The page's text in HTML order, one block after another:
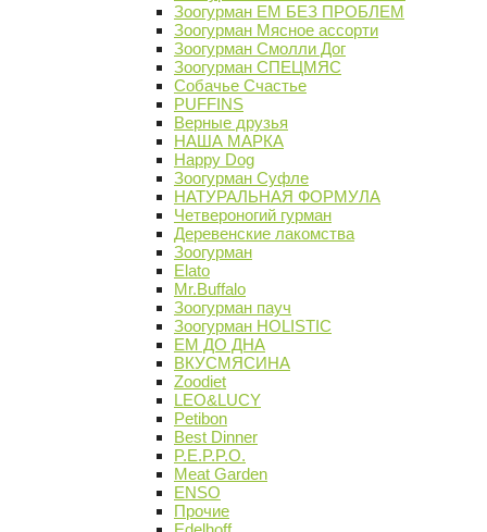
Зоогурман ЕМ БЕЗ ПРОБЛЕМ
Зоогурман Мясное ассорти
Зоогурман Смолли Дог
Зоогурман СПЕЦМЯС
Собачье Счастье
PUFFINS
Верные друзья
НАША МАРКА
Happy Dog
Зоогурман Суфле
НАТУРАЛЬНАЯ ФОРМУЛА
Четвероногий гурман
Деревенские лакомства
Зоогурман
Elato
Mr.Buffalo
Зоогурман пауч
Зоогурман HOLISTIC
ЕМ ДО ДНА
ВКУСМЯСИНА
Zoodiet
LEO&LUCY
Petibon
Best Dinner
P.E.P.P.O.
Meat Garden
ENSO
Прочие